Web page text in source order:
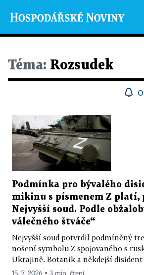
Téma: Rozsudek
Podmínka pro bývalého
mikinu s písmenem Z platí,
Nejvyšší soud. Podle
válečného štváče“
Nejvyšší soud potvrdil podmíněný
nošení symbolu Z spojovaného s
Ukrajině. Botanik a někdejší disident
15. 7. 2026 ▪ 3 min. čtení